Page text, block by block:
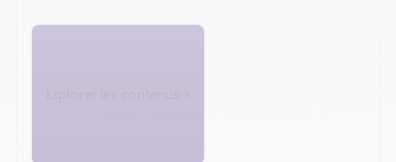
Explorer les contenus